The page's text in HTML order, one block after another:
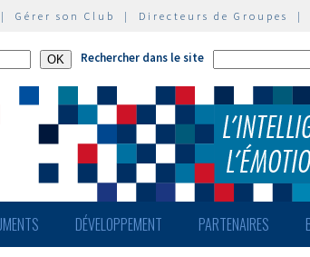
Gérer son Club | Directeurs de Groupes |
Rechercher dans le site
DÉVELOPPEMENT PARTENAIRES